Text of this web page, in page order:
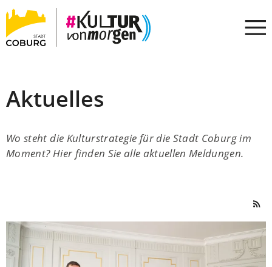
INHALT ANSPRINGEN
Stadt
Coburg
Aktuelles
Wo steht die Kulturstrategie für die Stadt Coburg im
Moment? Hier finden Sie alle aktuellen Meldungen.
Treffer